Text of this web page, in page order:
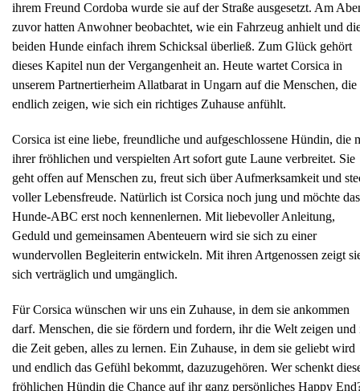
ihrem Freund Cordoba wurde sie auf der Straße ausgesetzt. Am
zuvor hatten Anwohner beobachtet, wie ein Fahrzeug anhielt und
beiden Hunde einfach ihrem Schicksal überließ. Zum Glück gehört
dieses Kapitel nun der Vergangenheit an. Heute wartet Corsica in
unserem Partnertierheim Allatbarat in Ungarn auf die Menschen,
endlich zeigen, wie sich ein richtiges Zuhause anfühlt.
Corsica ist eine liebe, freundliche und aufgeschlossene Hündin, die
ihrer fröhlichen und verspielten Art sofort gute Laune verbreitet. Sie
geht offen auf Menschen zu, freut sich über Aufmerksamkeit und
voller Lebensfreude. Natürlich ist Corsica noch jung und möchte das
Hunde-ABC erst noch kennenlernen. Mit liebevoller Anleitung,
Geduld und gemeinsamen Abenteuern wird sie sich zu einer
wundervollen Begleiterin entwickeln. Mit ihren Artgenossen zeigt
sich verträglich und umgänglich.
Für Corsica wünschen wir uns ein Zuhause, in dem sie ankommen
darf. Menschen, die sie fördern und fordern, ihr die Welt zeigen und
die Zeit geben, alles zu lernen. Ein Zuhause, in dem sie geliebt wird
und endlich das Gefühl bekommt, dazuzugehören. Wer schenkt
fröhlichen Hündin die Chance auf ihr ganz persönliches Happy